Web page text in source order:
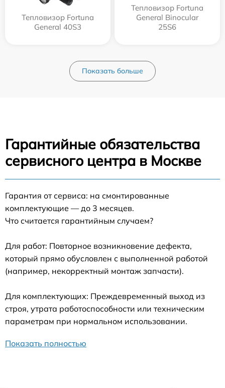
Тепловизор Fortuna
General 40S3
Тепловизор Fortuna
General Binocular
25S6
Показать больше
Гарантийные обязательства
сервисного центра в Москве
Гарантия от сервиса: на смонтированные
комплектующие — до 3 месяцев.
Что считается гарантийным случаем?
Для работ: Повторное возникновение дефекта,
который прямо обусловлен с выполненной работой
(например, некорректный монтаж запчасти).
Для комплектующих: Преждевременный выход из
строя, утрата работоспособности или техническим
параметрам при нормальном использовании.
Показать полностью